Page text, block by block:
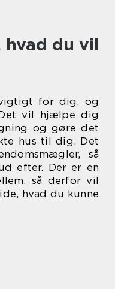
hvad du vil
for dig, og
vil hjælpe dig
og gøre det
hus til dig. Det
så
efter. Der er en
så derfor vil
hvad du kunne